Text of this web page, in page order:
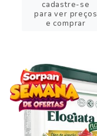
cadastre-se
para ver preços
e comprar